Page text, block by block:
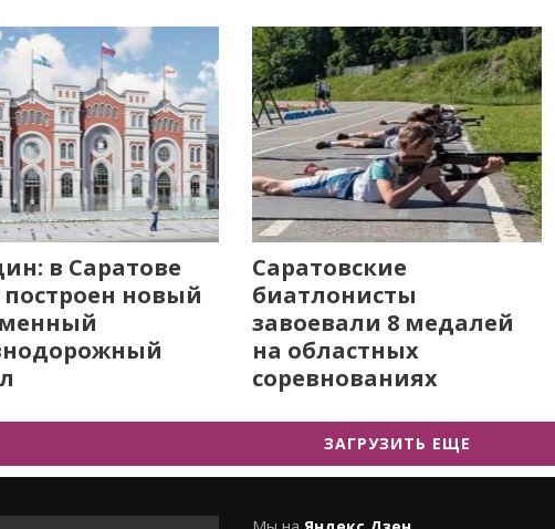
в Саратове
построен новый
Саратовские
биатлонисты
завоевали 8 медалей
на областных
соревнованиях
ЗАГРУЗИТЬ ЕЩЕ